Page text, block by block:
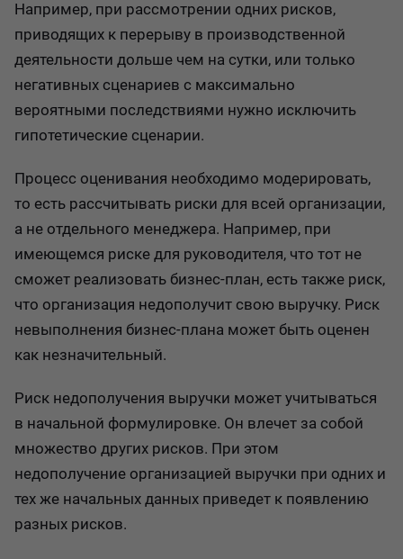
Например, при рассмотрении одних рисков,
приводящих к перерыву в производственной
деятельности дольше чем на сутки, или только
негативных сценариев с максимально
вероятными последствиями нужно исключить
гипотетические сценарии.
Процесс оценивания необходимо модерировать,
то есть рассчитывать риски для всей организации,
а не отдельного менеджера. Например, при
имеющемся риске для руководителя, что тот не
сможет реализовать бизнес-план, есть также риск,
что организация недополучит свою выручку. Риск
невыполнения бизнес-плана может быть оценен
как незначительный.
Риск недополучения выручки может учитываться
в начальной формулировке. Он влечет за собой
множество других рисков. При этом
недополучение организацией выручки при одних и
тех же начальных данных приведет к появлению
разных рисков.